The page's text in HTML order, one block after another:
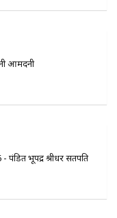
आमदनी
पंडित भूपेंद्र श्रीधर सतपति